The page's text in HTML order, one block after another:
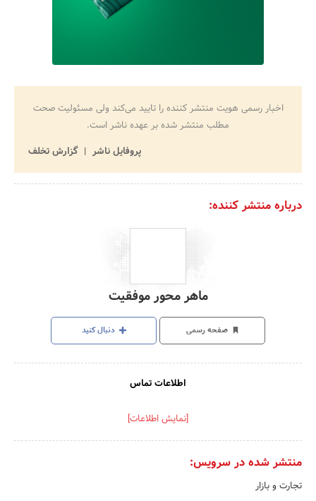
اخبار رسمی هویت منتشر کننده را تایید می‌کند ولی مسئولیت صحت
مطلب منتشر شده بر عهده ناشر است.
پروفایل ناشر
گزارش تخلف
درباره منتشر کننده:
ماهر محور موفقیت
صفحه رسمی دنبال کنید
اطلاعات تماس
[نمایش اطلاعات]
منتشر شده در سرویس:
تجارت و بازار